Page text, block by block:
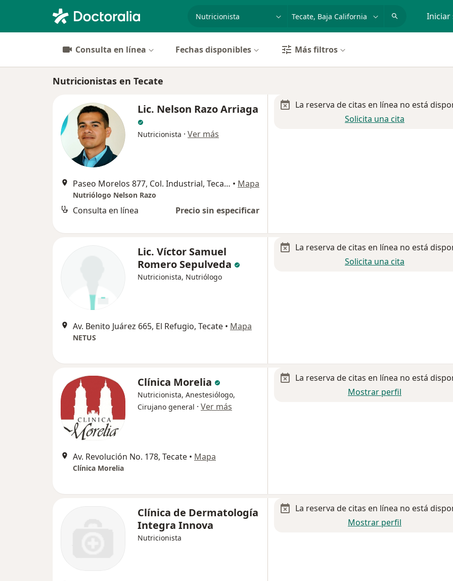
Iniciar
Consulta en línea Fechas disponibles Más filtros
Nutricionistas en Tecate
Lic. Nelson Razo Arriaga
Nutricionista · Ver más
Paseo Morelos 877, Col. Industrial, Tecate • Mapa
Nutriólogo Nelson Razo
Consulta en línea Precio sin especificar
La reserva de citas en línea no está
Solicita una cita
Lic. Víctor Samuel
Romero Sepulveda
Nutricionista, Nutriólogo
Av. Benito Juárez 665, El Refugio, Tecate • Mapa
NETUS
La reserva de citas en línea no está
Solicita una cita
Clínica Morelia
Nutricionista, Anestesiólogo,
Cirujano general · Ver más
Av. Revolución No. 178, Tecate • Mapa
Clínica Morelia
La reserva de citas en línea no está
Mostrar perfil
Clínica de Dermatología
Integra Innova
Nutricionista
La reserva de citas en línea no está
Mostrar perfil